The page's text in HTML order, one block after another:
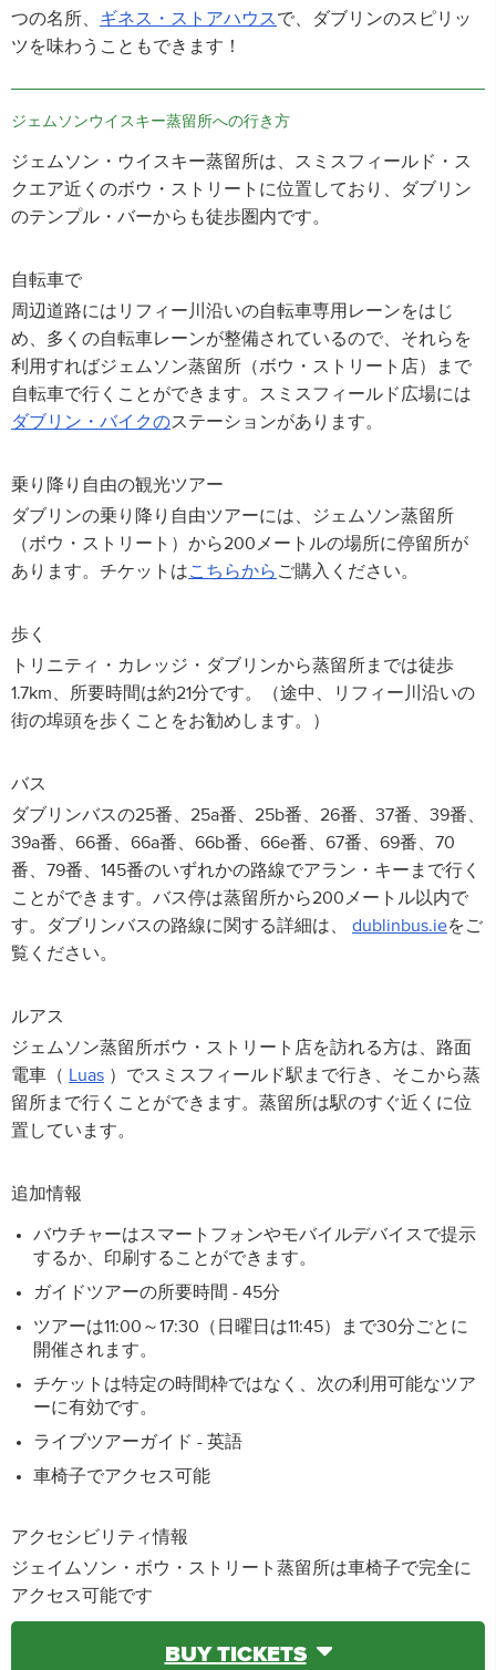
つの名所、 ギネス・ストアハウスで、ダブリンのスピリッ
ツを味わうこともできます！
ジェムソンウイスキー蒸留所への行き方
ジェムソン・ウイスキー蒸留所は、スミスフィールド・ス
クエア近くのボウ・ストリートに位置しており、ダブリン
のテンプル・バーからも徒歩圏内です。
自転車で
周辺道路にはリフィー川沿いの自転車専用レーンをはじ
め、多くの自転車レーンが整備されているので、それらを
利用すればジェムソン蒸留所（ボウ・ストリート店）まで
自転車で行くことができます。スミスフィールド広場には
ダブリン・バイクのステーションがあります。
乗り降り自由の観光ツアー
ダブリンの乗り降り自由ツアーには、ジェムソン蒸留所
（ボウ・ストリート）から200メートルの場所に停留所が
あります。チケットはこちらから ご購入ください。
歩く
トリニティ・カレッジ・ダブリンから蒸留所までは徒歩
1.7km、所要時間は約21分です。（途中、リフィー川沿いの
街の埠頭を歩くことをお勧めします。）
バス
ダブリンバスの25番、25a番、25b番、26番、37番、39番、
39a番、66番、66a番、66b番、66e番、67番、69番、70
番、79番、145番のいずれかの路線でアラン・キーまで行く
ことができます。バス停は蒸留所から200メートル以内で
す。ダブリンバスの路線に関する詳細は、 dublinbus.ieをご
覧ください。
ルアス
ジェムソン蒸留所ボウ・ストリート店を訪れる方は、路面
電車（
Luas ）でスミスフィールド駅まで行き、そこから蒸
留所まで行くことができます。蒸留所は駅のすぐ近くに位
置しています。
追加情報
バウチャーはスマートフォンやモバイルデバイスで提示
するか、印刷することができます。
ガイドツアーの所要時間 - 45分
ツアーは11:00～17:30（日曜日は11:45）まで30分ごとに
開催されます。
チケットは特定の時間枠ではなく、次の利用可能なツア
ーに有効です。
ライブツアーガイド - 英語
車椅子でアクセス可能
アクセシビリティ情報
ジェイムソン・ボウ・ストリート蒸留所は車椅子で完全に
アクセス可能です
BUY TICKETS